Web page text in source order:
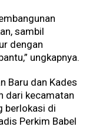
sambil
dengan
ungkapnya.
Baru dan Kades
dari kecamatan
berlokasi di
Perkim Babel